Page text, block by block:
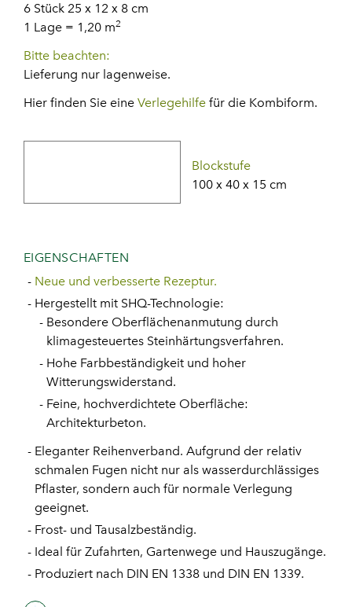
6 Stück 25 x 12 x 8 cm
1 Lage = 1,20 m2
Bitte beachten:
Lieferung nur lagenweise.
Hier finden Sie eine Verlegehilfe für die Kombiform.
Blockstufe
100 x 40 x 15 cm
EIGENSCHAFTEN
Neue und verbesserte Rezeptur.
Hergestellt mit SHQ-Technologie:
Besondere Oberflächenanmutung durch
klimagesteuertes Steinhärtungsverfahren.
Hohe Farbbeständigkeit und hoher
Witterungswiderstand.
Feine, hochverdichtete Oberfläche:
Architekturbeton.
Eleganter Reihenverband. Aufgrund der relativ
schmalen Fugen nicht nur als wasserdurchlässiges
Pflaster, sondern auch für normale Verlegung
geeignet.
Frost- und Tausalzbeständig.
Ideal für Zufahrten, Gartenwege und Hauszugänge.
Produziert nach DIN EN 1338 und DIN EN 1339.